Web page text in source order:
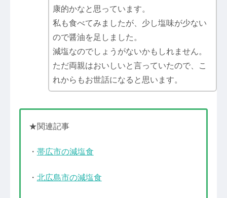
康的かなと思っています。
私も食べてみましたが、少し塩味が少ない
ので醤油を足しました。
減塩なのでしょうがないかもしれません。
ただ両親はおいしいと言っていたので、こ
れからもお世話になると思います。
★関連記事
・ 帯広市の減塩食
・ 北広島市の減塩食